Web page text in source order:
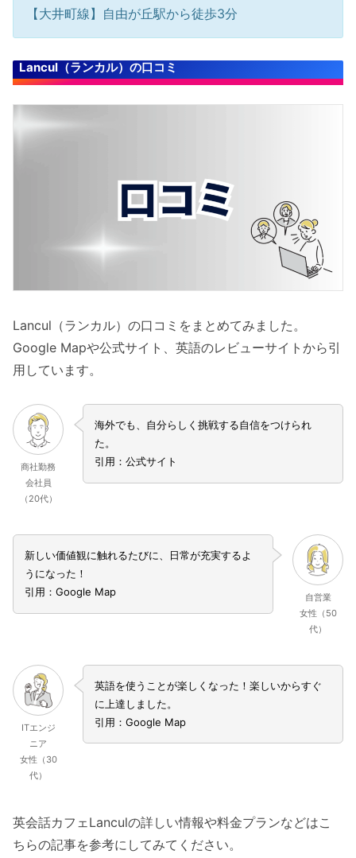
【大井町線】自由が丘駅から徒歩3分
Lancul（ランカル）の口コミ
Lancul（ランカル）の口コミをまとめてみました。
Google Mapや公式サイト、英語のレビューサイトから引
用しています。
商社勤務
会社員
（20代）
海外でも、自分らしく挑戦する自信をつけられ
た。
引用：公式サイト
自営業
女性（50
代）
新しい価値観に触れるたびに、日常が充実するよ
うになった！
引用：Google Map
ITエンジ
ニア
女性（30
代）
英語を使うことが楽しくなった！楽しいからすぐ
に上達しました。
引用：Google Map
英会話カフェLanculの詳しい情報や料金プランなどはこ
ちらの記事を参考にしてみてください。